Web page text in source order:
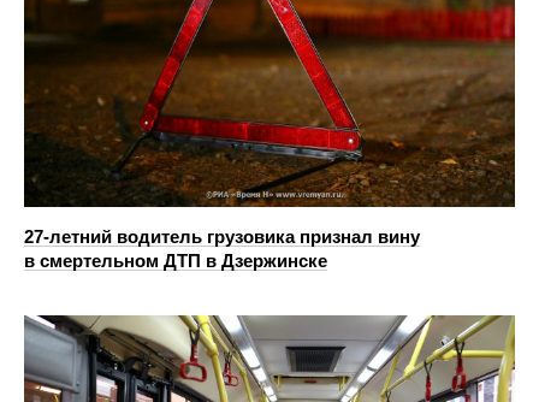
27-летний водитель грузовика признал вину
в смертельном ДТП в Дзержинске